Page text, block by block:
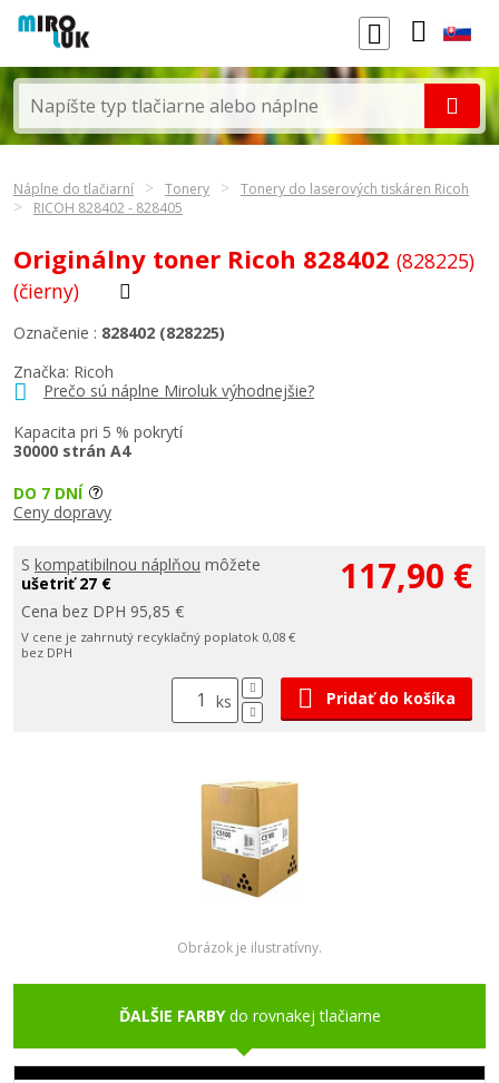
Náplne do tlačiarní Tonery
Tonery do laserových tiskáren Ricoh
RICOH 828402 - 828405
Originálny toner Ricoh 828402 (828225)
(čierny)
Značka: Ricoh
Prečo sú náplne Miroluk výhodnejšie?
Kapacita pri 5 % pokrytí
30000 strán A4
Označenie : 828402 (828225)
DO 7 DNÍ
Ceny dopravy
S kompatibilnou náplňou môžete
ušetriť 27 €
Cena bez DPH 95,85 €
V cene je zahrnutý recyklačný poplatok 0,08 €
bez DPH
117,90 €
ks Pridať do košíka
Obrázok je ilustratívny.
ĎALŠIE FARBYdo rovnakej tlačiarne